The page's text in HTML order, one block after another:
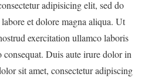
adipisicing elit, sed do
et dolore magna aliqua. Ut
exercitation ullamco laboris
Duis aute irure dolor in
sit amet, consectetur adipiscing